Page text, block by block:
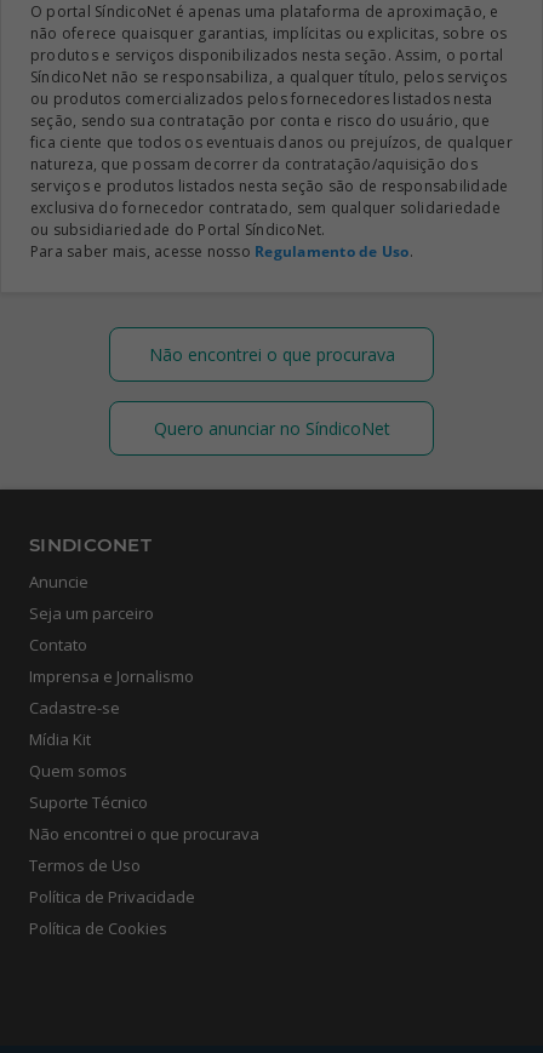
O portal SíndicoNet é apenas uma plataforma de aproximação, e
não oferece quaisquer garantias, implícitas ou explicitas, sobre os
produtos e serviços disponibilizados nesta seção. Assim, o portal
SíndicoNet não se responsabiliza, a qualquer título, pelos serviços
ou produtos comercializados pelos fornecedores listados nesta
seção, sendo sua contratação por conta e risco do usuário, que
fica ciente que todos os eventuais danos ou prejuízos, de qualquer
natureza, que possam decorrer da contratação/aquisição dos
serviços e produtos listados nesta seção são de responsabilidade
exclusiva do fornecedor contratado, sem qualquer solidariedade
ou subsidiariedade do Portal SíndicoNet.
Para saber mais, acesse nosso Regulamento de Uso.
Não encontrei o que procurava
Quero anunciar no SíndicoNet
SINDICONET
Anuncie
Seja um parceiro
Contato
Imprensa e Jornalismo
Cadastre-se
Mídia Kit
Quem somos
Suporte Técnico
Não encontrei o que procurava
Termos de Uso
Política de Privacidade
Política de Cookies